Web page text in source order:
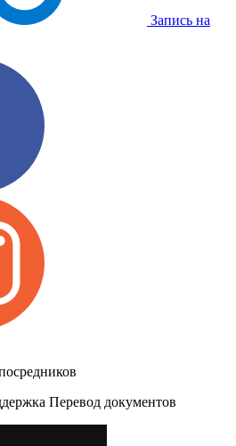
Запись на
Перевод документов